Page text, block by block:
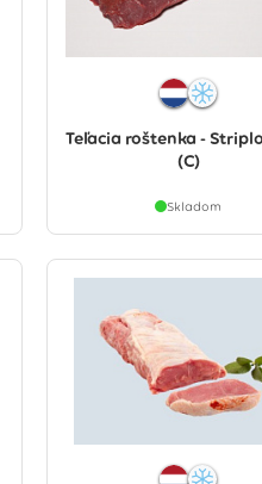
Teľacia roštenka -
(C)
Skladom